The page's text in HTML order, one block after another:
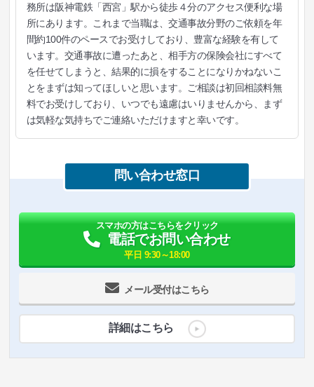
務所は阪神電鉄「西宮」駅から徒歩４分のアクセス便利な場
所にあります。これまで当職は、交通事故分野のご依頼を年
間約100件のペースでお受けしており、豊富な経験を有して
います。交通事故に遭ったあと、相手方の保険会社にすべて
を任せてしまうと、結果的に損をすることになりかねないこ
とをまずは知ってほしいと思います。ご相談は初回相談料無
料でお受けしており、いつでも遠慮はいりませんから、まず
は気軽な気持ちでご連絡いただけますと幸いです。
問い合わせ窓口
メール受付はこちら
スマホの方はこちらをクリック
電話でお問い合わせ
平日 9:30～18:00
詳細はこちら